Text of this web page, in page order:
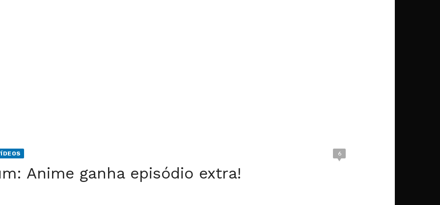
6
Anime ganha episódio extra!